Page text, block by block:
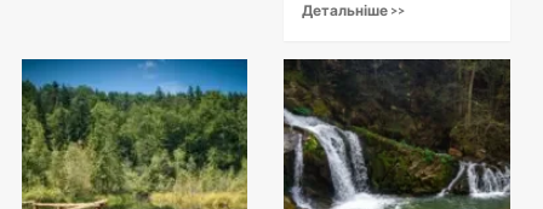
Детальніше >>